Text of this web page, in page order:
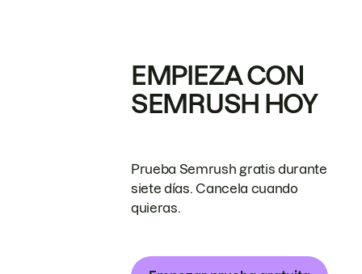
EMPIEZA CON
SEMRUSH HOY
Prueba Semrush gratis durante
siete días. Cancela cuando
quieras.